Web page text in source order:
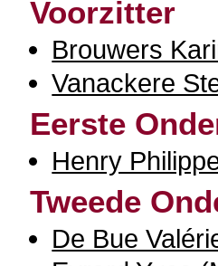
Voorzitter
Brouwers
Vanackere
Eerste
Henry
Tweede
De Bue